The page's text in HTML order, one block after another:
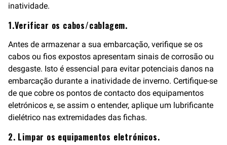
inatividade.
1.Verificar os cabos/cablagem.
Antes de armazenar a sua embarcação, verifique se os
cabos ou fios expostos apresentam sinais de corrosão ou
desgaste. Isto é essencial para evitar potenciais danos na
embarcação durante a inatividade de inverno. Certifique-se
de que cobre os pontos de contacto dos equipamentos
eletrónicos e, se assim o entender, aplique um lubrificante
dielétrico nas extremidades das fichas.
2. Limpar os equipamentos eletrónicos.